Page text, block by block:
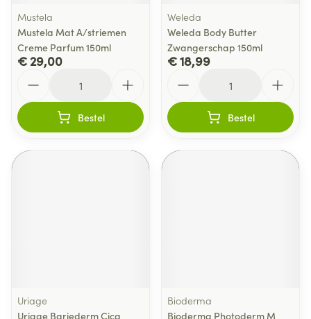
Mustela
Mustela Mat A/striemen
Creme Parfum 150ml
€ 29,00
Bestel
Weleda
Weleda Body Butter
Zwangerschap 150ml
€ 18,99
Bestel
Uriage
Uriage Bariederm Cica
Bioderma
Bioderma Photoderm M